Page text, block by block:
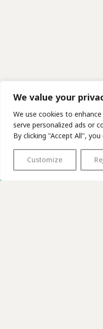
We value your
We use cookies to
serve personalized ads or
By clicking "Accept All",
Customize